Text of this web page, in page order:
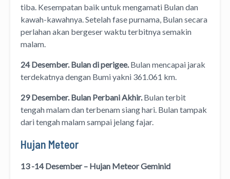
tiba. Kesempatan baik untuk mengamati Bulan dan
kawah-kawahnya. Setelah fase purnama, Bulan secara
perlahan akan bergeser waktu terbitnya semakin
malam.
24Desember. Bulan di perigee. Bulan mencapai jarak
terdekatnya dengan Bumi yakni 361.061 km.
29 Desember. Bulan Perbani Akhir. Bulan terbit
tengah malam dan terbenam siang hari. Bulan tampak
dari tengah malam sampai jelang fajar.
Hujan Meteor
13 -14 Desember – Hujan Meteor Geminid